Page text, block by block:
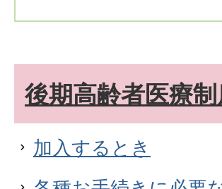
後期高齢者医療
加入するとき